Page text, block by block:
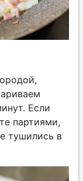
Если
партиями,
тушились в